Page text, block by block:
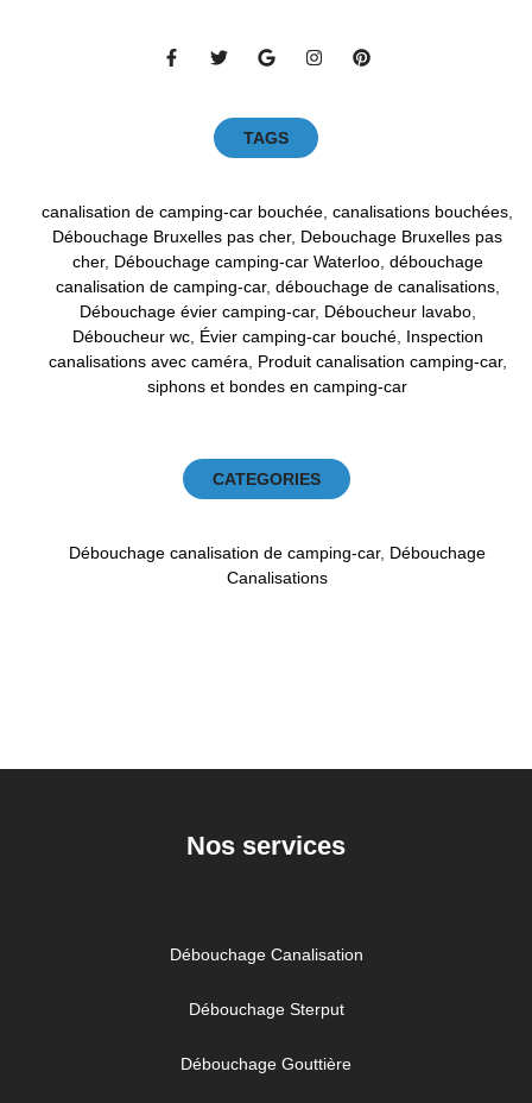
TAGS
canalisation de camping-car bouchée canalisations bouchées
Débouchage Bruxelles pas cher, Debouchage Bruxelles pas
cher, Débouchage camping-car Waterloo, débouchage
canalisation de camping-car, débouchage de canalisations,
Débouchage évier camping-car, Déboucheur lavabo,
Déboucheur wc, Évier camping-car bouché, Inspection
canalisations avec caméra
Produit canalisation camping-car,
siphons et bondes en camping-car
CATEGORIES
Débouchage canalisation de camping-car, Débouchage
Canalisations
Nos services
Débouchage Canalisation
Débouchage Sterput
Débouchage Gouttière